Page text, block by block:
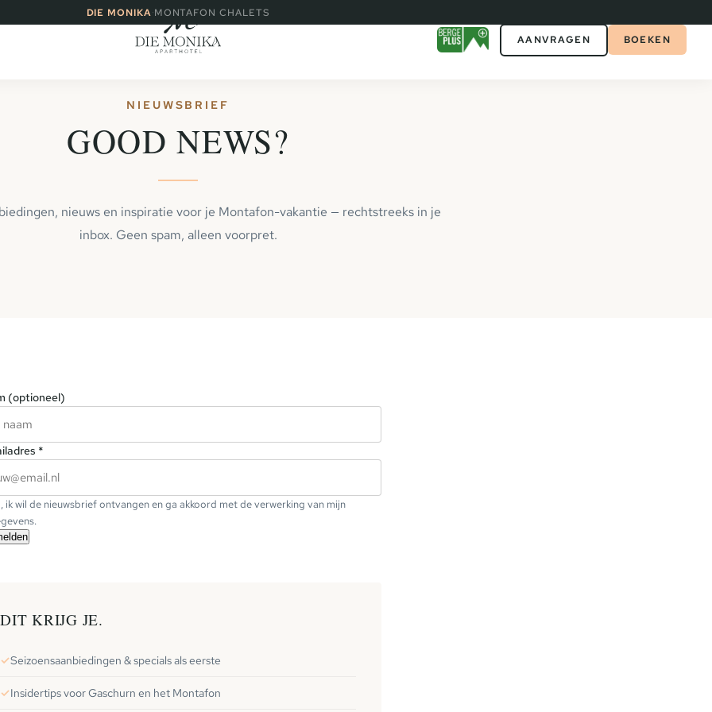
DIE MONIKA·MONTAFON CHALETS
AANVRAGEN BOEKEN
NIEUWSBRIEF
GOOD NEWS?
nieuws en inspiratie voor je Montafon-vakantie — rechtstreeks in je
inbox. Geen spam, alleen voorpret.
(optioneel)
*
ik wil de nieuwsbrief ontvangen en ga akkoord met de verwerking van mijn
DIT KRIJG JE.
Seizoensaanbiedingen & specials als eerste
Insidertips voor Gaschurn en het Montafon